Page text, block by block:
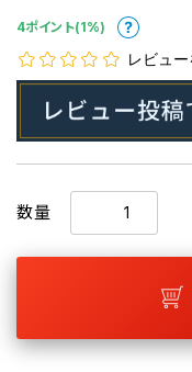
4ポイント(1%)
レビュー
数量